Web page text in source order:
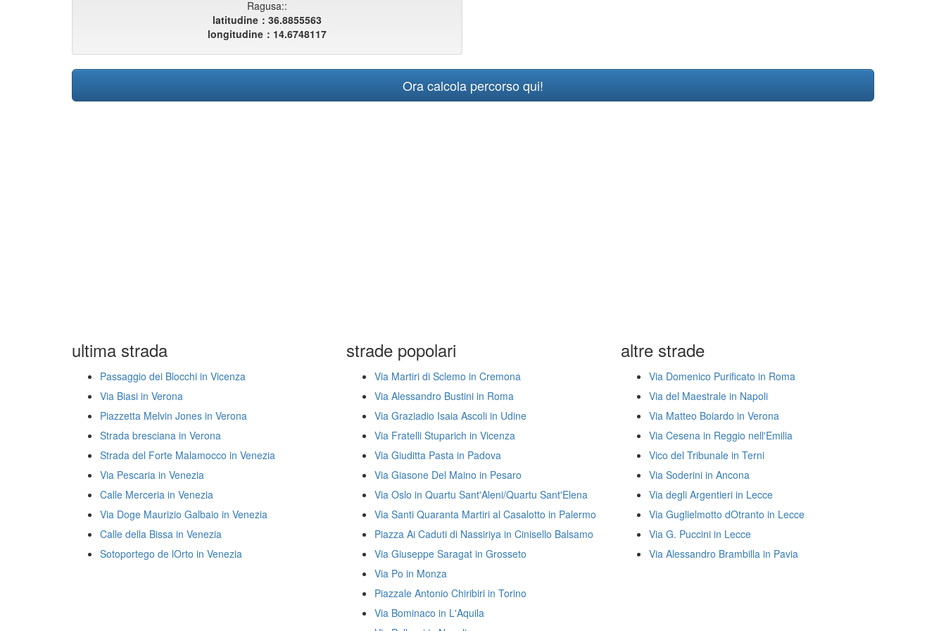
Ragusa::
latitudine：36.8855563
longitudine：14.6748117
Ora calcola percorso qui!
ultima strada
Passaggio dei Blocchi in Vicenza
Via Biasi in Verona
Piazzetta Melvin Jones in Verona
Strada bresciana in Verona
Strada del Forte Malamocco in Venezia
Via Pescaria in Venezia
Calle Merceria in Venezia
Via Doge Maurizio Galbaio in Venezia
Calle della Bissa in Venezia
Sotoportego de lOrto in Venezia
strade popolari
Via Martiri di Sclemo in Cremona
Via Alessandro Bustini in Roma
Via Graziadio Isaia Ascoli in Udine
Via Fratelli Stuparich in Vicenza
Via Giuditta Pasta in Padova
Via Giasone Del Maino in Pesaro
Via Oslo in Quartu Sant'Aleni/Quartu Sant'Elena
Via Santi Quaranta Martiri al Casalotto in Palermo
Piazza Ai Caduti di Nassiriya in Cinisello Balsamo
Via Giuseppe Saragat in Grosseto
Via Po in Monza
Piazzale Antonio Chiribiri in Torino
Via Bominaco in L'Aquila
altre strade
Via Domenico Purificato in Roma
Via del Maestrale in Napoli
Via Matteo Boiardo in Verona
Via Cesena in Reggio nell'Emilia
Vico del Tribunale in Terni
Via Soderini in Ancona
Via degli Argentieri in Lecce
Via Guglielmotto dOtranto in Lecce
Via G. Puccini in Lecce
Via Alessandro Brambilla in Pavia